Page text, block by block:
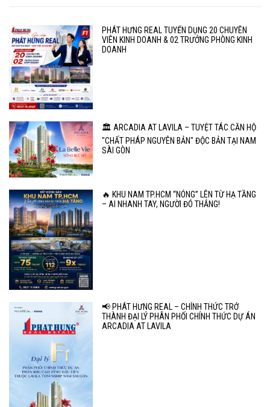
PHÁT HƯNG REAL TUYỂN DỤNG 20 CHUYÊN
VIÊN KINH DOANH & 02 TRƯỞNG PHÒNG KINH
DOANH
🏛️ ARCADIA AT LAVILA – TUYỆT TÁC CĂN HỘ
"CHẤT PHÁP NGUYÊN BẢN" ĐỘC BẢN TẠI NAM
SÀI GÒN
🔥 KHU NAM TP.HCM “NÓNG” LÊN TỪ HẠ TẦNG
– AI NHANH TAY, NGƯỜI ĐÓ THẮNG!
📢 PHÁT HƯNG REAL – CHÍNH THỨC TRỞ
THÀNH ĐẠI LÝ PHÂN PHỐI CHÍNH THỨC DỰ ÁN
ARCADIA AT LAVILA